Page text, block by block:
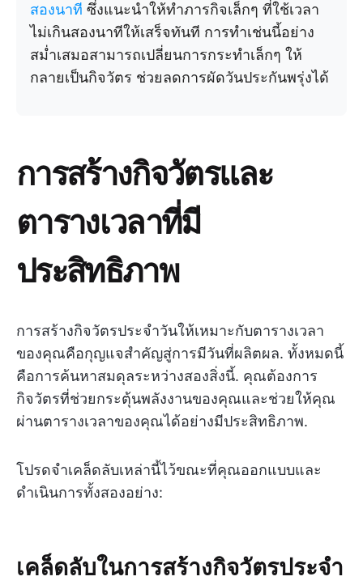
สองนาที ซึ่งแนะนำให้ทำภารกิจเล็กๆ ที่ใช้เวลา
ไม่เกินสองนาทีให้เสร็จทันที การทำเช่นนี้อย่าง
สม่ำเสมอสามารถเปลี่ยนการกระทำเล็กๆ ให้
กลายเป็นกิจวัตร ช่วยลดการผัดวันประกันพรุ่งได้
การสร้างกิจวัตรและ
ตารางเวลาที่มี
ประสิทธิภาพ
การสร้างกิจวัตรประจำวันให้เหมาะกับตารางเวลา
ของคุณคือกุญแจสำคัญสู่การมีวันที่ผลิตผล. ทั้งหมดนี้
คือการค้นหาสมดุลระหว่างสองสิ่งนี้. คุณต้องการ
กิจวัตรที่ช่วยกระตุ้นพลังงานของคุณและช่วยให้คุณ
ผ่านตารางเวลาของคุณได้อย่างมีประสิทธิภาพ.
โปรดจำเคล็ดลับเหล่านี้ไว้ขณะที่คุณออกแบบและ
ดำเนินการทั้งสองอย่าง:
เคล็ดลับในการสร้างกิจวัตรประจำ